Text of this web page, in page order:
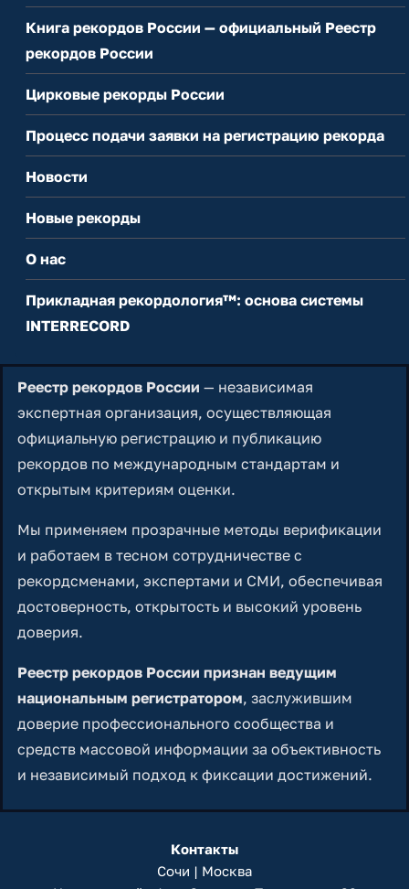
Книга рекордов России — официальный Реестр
рекордов России
Цирковые рекорды России
Процесс подачи заявки на регистрацию рекорда
Новости
Новые рекорды
О нас
Прикладная рекордология™: основа системы
INTERRECORD
Реестр рекордов России — независимая
экспертная организация, осуществляющая
официальную регистрацию и публикацию
рекордов по международным стандартам и
открытым критериям оценки.
Мы применяем прозрачные методы верификации
и работаем в тесном сотрудничестве с
рекордсменами, экспертами и СМИ, обеспечивая
достоверность, открытость и высокий уровень
доверия.
Реестр рекордов России признан ведущим
национальным регистратором, заслужившим
доверие профессионального сообщества и
средств массовой информации за объективность
и независимый подход к фиксации достижений.
Контакты
Сочи | Москва